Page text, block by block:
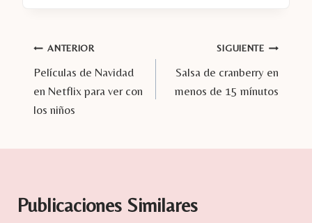
Navegación
de
entradas
ANTERIOR
Películas de Navidad
en Netflix para ver con
los niños
SIGUIENTE
Salsa de cranberry en
menos de 15 mínutos
Publicaciones Similares